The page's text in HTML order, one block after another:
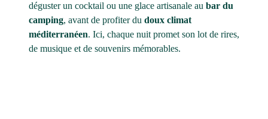
déguster un cocktail ou une glace artisanale au bar du
camping, avant de profiter du doux climat
méditerranéen. Ici, chaque nuit promet son lot de rires,
de musique et de souvenirs mémorables.